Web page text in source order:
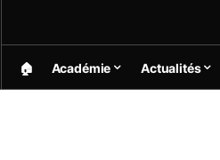
🏠︎ Académie Actualités